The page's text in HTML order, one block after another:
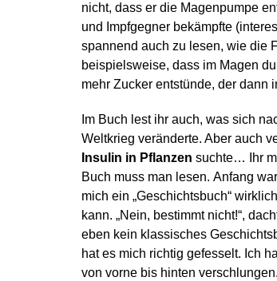
nicht, dass er die Magenpumpe
und Impfgegner bekämpfte
spannend auch zu lesen, wie die
beispielsweise, dass im Magen
mehr Zucker entstünde, der dann
Im Buch lest ihr auch, was sich
Weltkrieg veränderte. Aber auch
Insulin in Pflanzen suchte… Ihr
Buch muss man lesen. Anfang
mich ein „Geschichtsbuch“
kann. „Nein, bestimmt nicht!“,
eben kein klassisches
hat es mich richtig gefesselt. Ich
von vorne bis hinten